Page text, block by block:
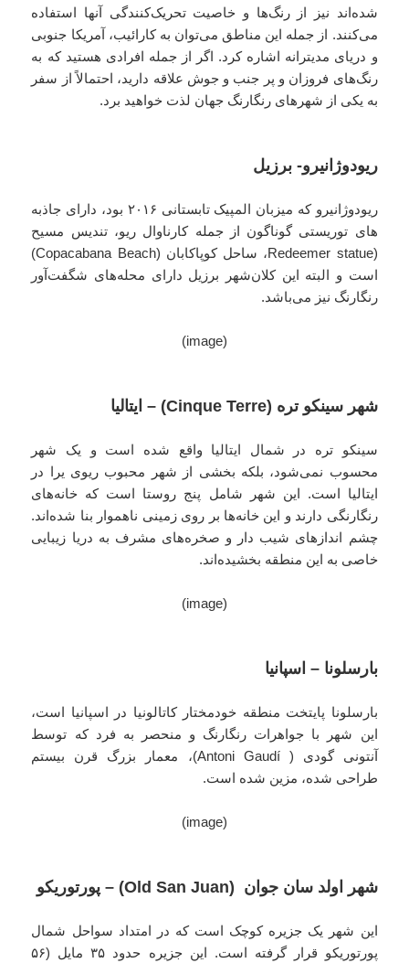
شده‌اند نیز از رنگ‌ها و خاصیت تحریک‌کنندگی آنها استفاده
می‌کنند. از جمله این مناطق می‌توان به کارائیب، آمریکا جنوبی
و دریای مدیترانه اشاره کرد. اگر از جمله افرادی هستید که به
رنگ‌های فروزان و پر جنب و جوش علاقه دارید، احتمالاً از سفر
به یکی از شهرهای رنگارنگ جهان لذت خواهید برد.
ریودوژانیرو- برزیل
ریودوژانیرو که میزبان المپیک تابستانی ۲۰۱۶ بود، دارای جاذبه
های توریستی گوناگون از جمله کارناوال ریو، تندیس مسیح
(Redeemer statue، ساحل کوپاکابان (Copacabana Beach)
است و البته این کلان‌شهر برزیل دارای محله‌های شگفت‌آور
رنگارنگ نیز می‌باشد.
(image)
شهر سینکو تره (Cinque Terre) – ایتالیا
سینکو تره در شمال ایتالیا واقع شده است و یک شهر
محسوب نمی‌شود، بلکه بخشی از شهر محبوب ریوی یرا در
ایتالیا است. این شهر شامل پنج روستا است که خانه‌های
رنگارنگی دارند و این خانه‌ها بر روی زمینی ناهموار بنا شده‌اند.
چشم اندازهای شیب دار و صخره‌های مشرف به دریا زیبایی
خاصی به این منطقه بخشیده‌اند.
(image)
بارسلونا – اسپانیا
بارسلونا پایتخت منطقه خودمختار کاتالونیا در اسپانیا است،
این شهر با جواهرات رنگارنگ و منحصر به فرد که توسط
آنتونی گودی ( Antoni Gaudí)، معمار بزرگ قرن بیستم
طراحی شده، مزین شده است.
(image)
شهر اولد سان جوان (Old San Juan) – پورتوریکو
این شهر یک جزیره کوچک است که در امتداد سواحل شمال
پورتوریکو قرار گرفته است. این جزیره حدود ۳۵ مایل (۵۶